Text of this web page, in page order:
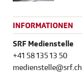
INFORMATIONEN
SRF Medienstelle
+41 58 135 13 50
medienstelle@srf.ch